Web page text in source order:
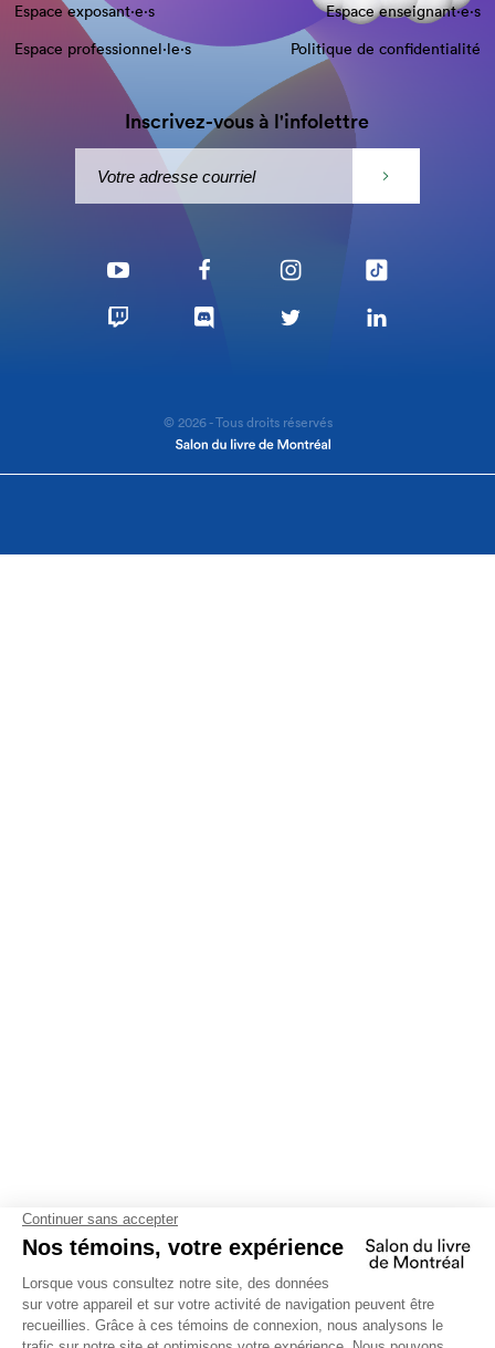
Espace exposant·e⋅s
Espace enseignant·e⋅s
Espace professionnel·le⋅s
Politique de confidentialité
Inscrivez-vous à l'infolettre
© 2026 - Tous droits réservés